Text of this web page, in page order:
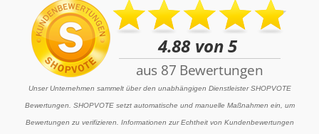
Unser Unternehmen sammelt über den unabhängigen Dienstleister SHOPVOTE
Bewertungen. SHOPVOTE setzt automatische und manuelle Maßnahmen ein, um
Bewertungen zu verifizieren. Informationen zur Echtheit von Kundenbewertungen